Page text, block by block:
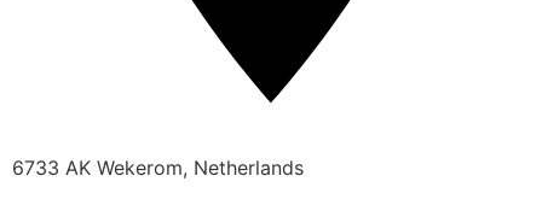
6733 AK Wekerom, Netherlands